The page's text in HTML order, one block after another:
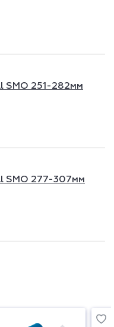
SMO 251-282мм
SMO 277-307мм